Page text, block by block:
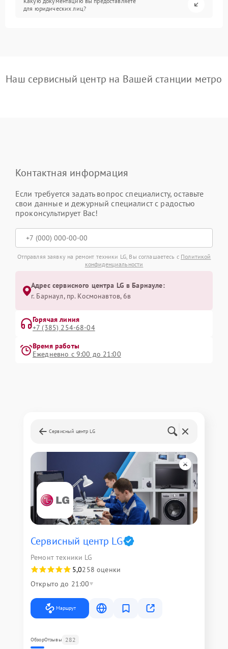
для юридических лиц?
Наш сервисный центр на Вашей станции метро
Контактная информация
Если требуется задать вопрос специалисту, оставьте
свои данные и дежурный специалист с радостью
проконсультирует Вас!
Отправляя заявку на ремонт техники LG, Вы соглашаетесь с Политикой
конфиденциальности
Адрес сервисного центра LG в Барнауле:
г. Барнаул, ​пр. Космонавтов, 6в
Горячая линия
+7 (385) 254-68-04
Время работы
Ежедневно с 9:00 до 21:00
Сервисный центр LG
Сервисный центр LG
Ремонт техники LG
5,0258 оценки
Открыто до 21:00
Маршрут
ОбзорОтзывы 282